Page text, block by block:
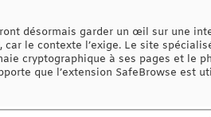
désormais garder un œil sur une
le contexte l’exige. Le site
cryptographique à ses pages et le
que l’extension SafeBrowse est